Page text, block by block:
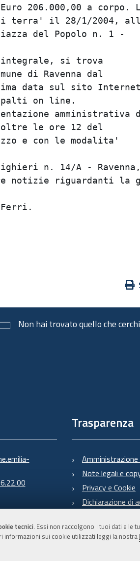
tecnici. Essi non raccolgono i tuoi dati e le
informazioni sui cookie utilizzati leggi la nostra
di Euro 206.000,00
si terra' il 28/
Piazza del
versione
del Comune di
data sul
la voce
e non oltre le
e con
B. Alighieri n. 14/A
avere notizie
ing.
Azioni
Non hai trovato quello che
Trasparenza
Note legali e
Privacy e Cookie
Dichiarazione di